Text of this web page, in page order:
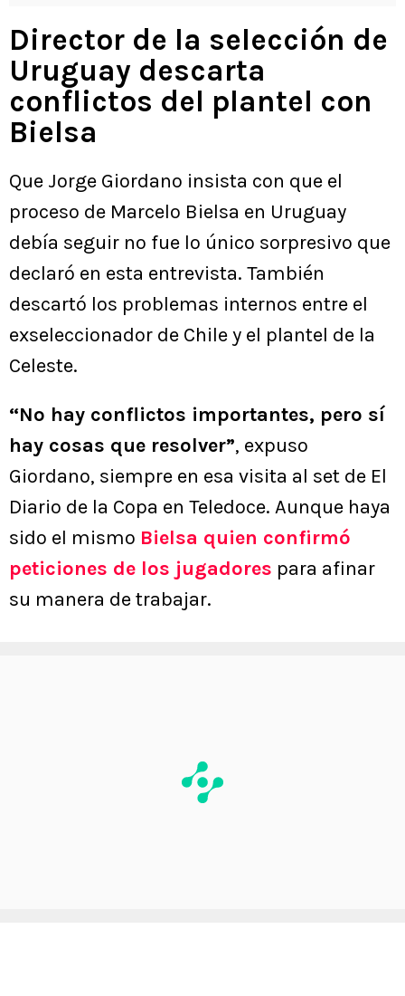
Director de la selección de
Uruguay descarta
conflictos del plantel con
Bielsa
Que Jorge Giordano insista con que el
proceso de Marcelo Bielsa en Uruguay
debía seguir no fue lo único sorpresivo que
declaró en esta entrevista. También
descartó los problemas internos entre el
exseleccionador de Chile y el plantel de la
Celeste.
“No hay conflictos importantes, pero sí
hay cosas que resolver”, expuso
Giordano, siempre en esa visita al set de El
Diario de la Copa en Teledoce. Aunque haya
sido el mismo Bielsa quien confirmó
peticiones de los jugadores para afinar
su manera de trabajar.